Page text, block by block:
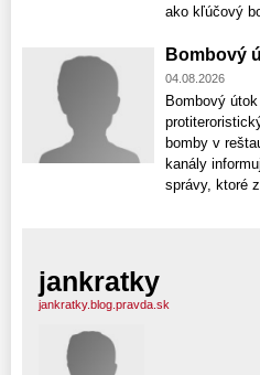
ako kľúčový
Bombový
04.08.2026
Bombový
bomby v
kanály
správy, ktoré
jankratky
jankratky.blog.pravda.sk